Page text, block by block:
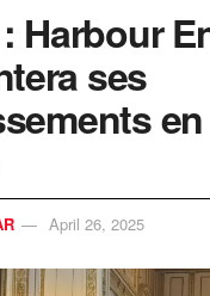
Harbour
ses
en
April 26, 2025